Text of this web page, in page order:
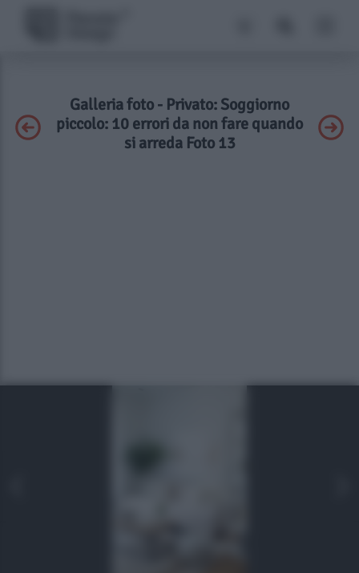
Galleria foto - Privato: Soggiorno
piccolo: 10 errori da non fare quando
si arreda Foto 13